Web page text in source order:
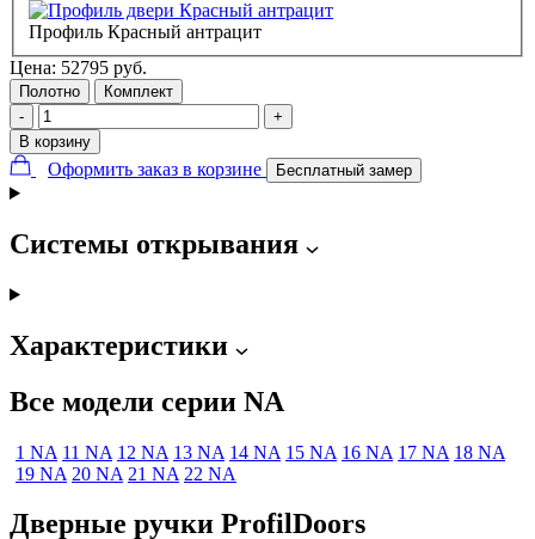
Профиль Красный антрацит
Цена: 52795 руб.
Полотно
Комплект
-
+
В корзину
Оформить заказ в корзине Бесплатный замер
Системы открывания
Характеристики
Все модели серии NA
1 NA 11 NA 12 NA 13 NA 14 NA 15 NA 16 NA 17 NA 18 NA
19 NA 20 NA 21 NA 22 NA
Дверные ручки ProfilDoors